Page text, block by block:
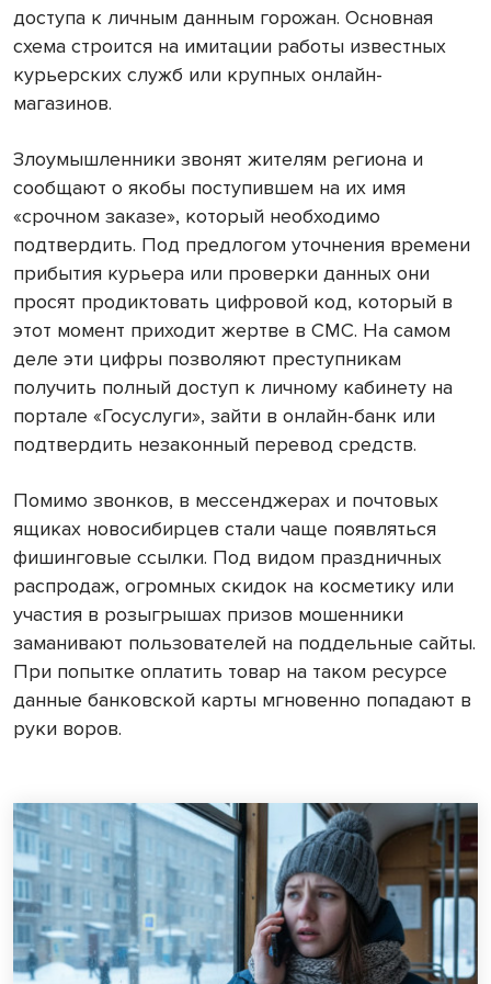
доступа к личным данным горожан. Основная
схема строится на имитации работы известных
курьерских служб или крупных онлайн-
магазинов.
Злоумышленники звонят жителям региона и
сообщают о якобы поступившем на их имя
«срочном заказе», который необходимо
подтвердить. Под предлогом уточнения времени
прибытия курьера или проверки данных они
просят продиктовать цифровой код, который в
этот момент приходит жертве в СМС. На самом
деле эти цифры позволяют преступникам
получить полный доступ к личному кабинету на
портале «Госуслуги», зайти в онлайн-банк или
подтвердить незаконный перевод средств.
Помимо звонков, в мессенджерах и почтовых
ящиках новосибирцев стали чаще появляться
фишинговые ссылки. Под видом праздничных
распродаж, огромных скидок на косметику или
участия в розыгрышах призов мошенники
заманивают пользователей на поддельные сайты.
При попытке оплатить товар на таком ресурсе
данные банковской карты мгновенно попадают в
руки воров.